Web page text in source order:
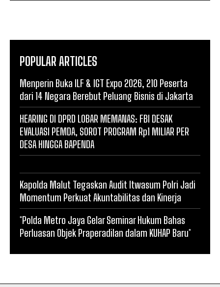
POPULAR ARTICLES
Menperin Buka ILF & IGT Expo 2026, 210 Peserta
dari 14 Negara Berebut Peluang Bisnis di Jakarta
HEARING DI DPRD LOBAR MEMANAS: FBI DESAK
EVALUASI PEMDA, SOROT PROGRAM Rp1 MILIAR PER
DESA HINGGA BAPENDA
Kapolda Malut Tegaskan Audit Itwasum Polri Jadi
Momentum Perkuat Akuntabilitas dan Kinerja
*Polda Metro Jaya Gelar Seminar Hukum Bahas
Perluasan Objek Praperadilan dalam KUHAP Baru*